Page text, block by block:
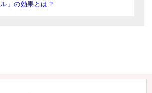
ル」の効果とは？